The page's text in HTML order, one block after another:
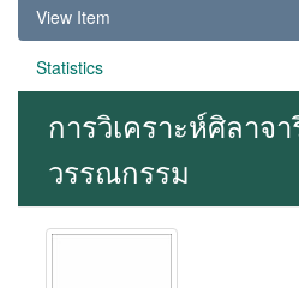
View Item
Statistics
การวิเคราะห์ศิลาจ
วรรณกรรม